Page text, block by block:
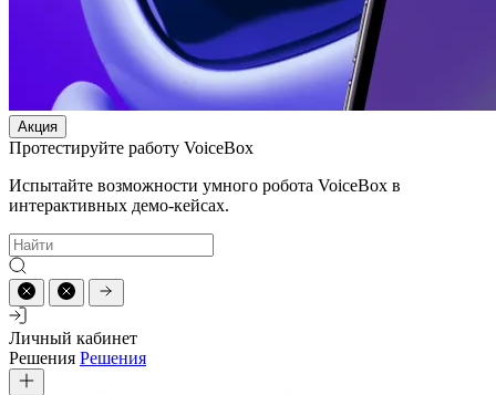
Акция
Протестируйте работу VoiceBox
Испытайте возможности умного робота VoiceBox в
интерактивных демо-кейсах.
Личный кабинет
Решения Решения